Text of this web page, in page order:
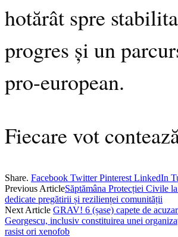
hotărât spre
progres și un
pro-european.
Fiecare vot
Share. Facebook Twitter Pinterest LinkedIn
Previous ArticleSăptămâna Protecției Civile
dedicate pregătirii și rezilienței comunității
Next Article GRAV! 6 (șase) capete de
Georgescu, inclusiv constituirea unei
rasist ori xenofob